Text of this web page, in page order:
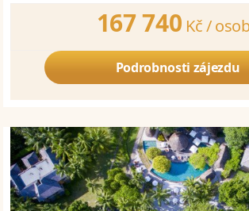
167 740 Kč /
Podrobnosti zájezdu